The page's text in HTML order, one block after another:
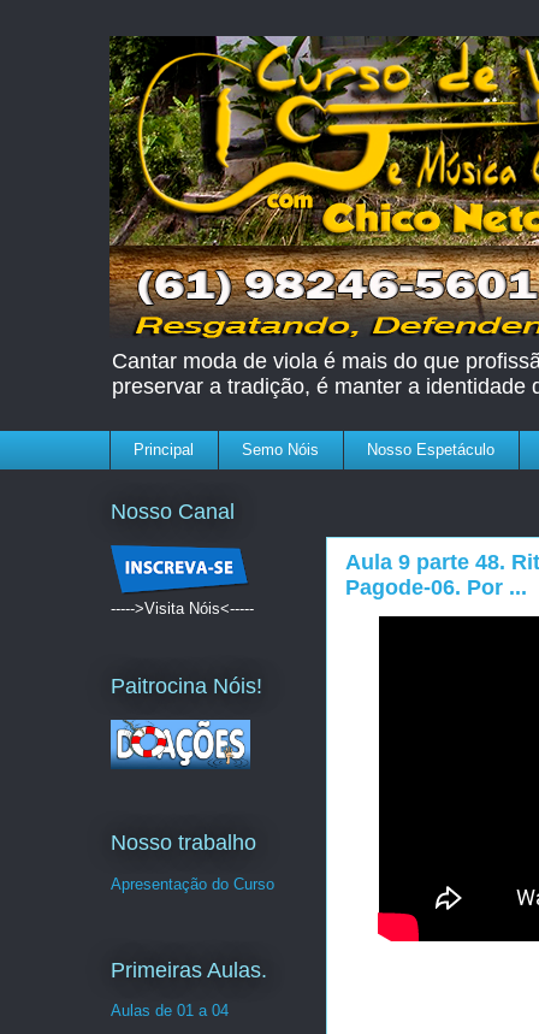
Cantar moda de viola é mais do que
preservar a tradição, é manter a
Principal Semo Nóis Nosso Espetáculo
Aula 9 parte 48.
Pagode-06. Por ...
Nosso Canal
----->Visita Nóis<-----
Paitrocina Nóis!
Nosso trabalho
Apresentação do Curso
Primeiras Aulas.
Aulas de 01 a 04